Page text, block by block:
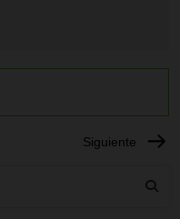
Siguiente